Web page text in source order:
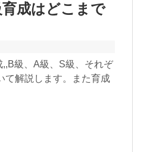
成はどこまで
級、A級、S級、それぞ
て解説します。また育成